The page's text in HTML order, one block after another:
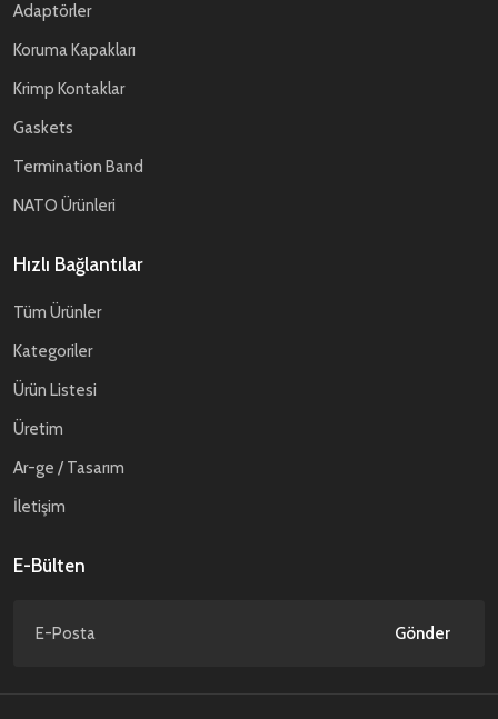
Adaptörler
Koruma Kapakları
Krimp Kontaklar
Gaskets
Termination Band
NATO Ürünleri
Hızlı Bağlantılar
Tüm Ürünler
Kategoriler
Ürün Listesi
Üretim
Ar-ge / Tasarım
İletişim
E-Bülten
Gönder